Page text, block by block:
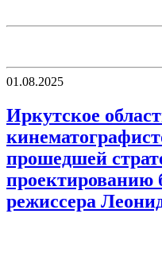
01.08.2025
Иркутское
прошедшей
проектированию
режиссера